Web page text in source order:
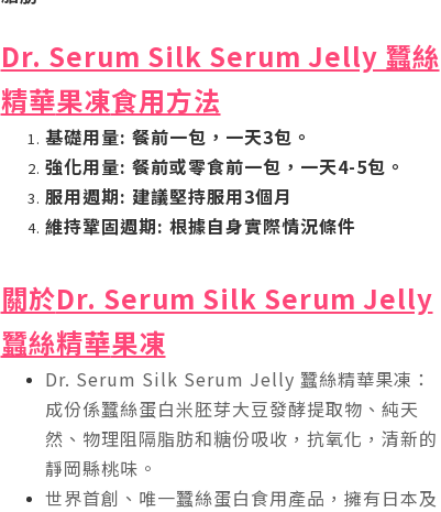
Dr. Serum Silk Serum Jelly 蠶絲
精華果凍食用方法
基礎用量: 餐前一包，一天3包。
強化用量: 餐前或零食前一包，一天4-5包。
服用週期: 建議堅持服用3個月
維持鞏固週期: 根據自身實際情況條件
關於Dr. Serum Silk Serum Jelly
蠶絲精華果凍
Dr. Serum Silk Serum Jelly 蠶絲精華果凍：
成份係蠶絲蛋白米胚芽大豆發酵提取物、純天
然、物理阻隔脂肪和糖份吸收，抗氧化，清新的
靜岡縣桃味。
世界首創、唯一蠶絲蛋白食用產品，擁有日本及